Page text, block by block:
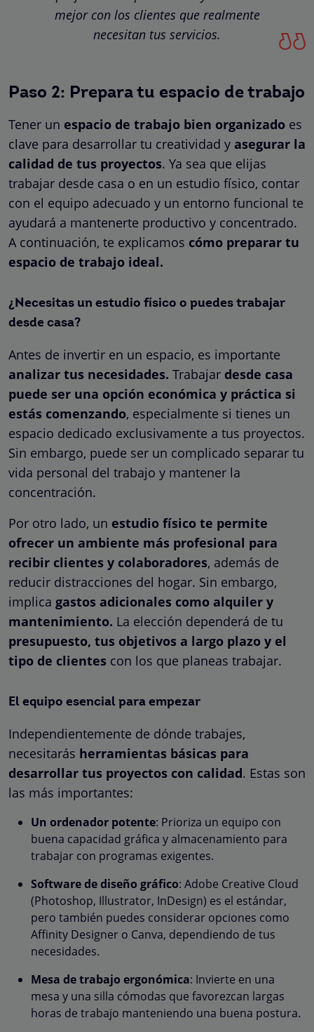
mejor con los clientes que realmente
necesitan tus servicios.
Paso 2: Prepara tu espacio de trabajo
Tener un espacio de trabajo bien organizado es
clave para desarrollar tu creatividad y asegurar la
calidad de tus proyectos. Ya sea que elijas
trabajar desde casa o en un estudio físico, contar
con el equipo adecuado y un entorno funcional te
ayudará a mantenerte productivo y concentrado.
A continuación, te explicamos cómo preparar tu
espacio de trabajo ideal.
¿Necesitas un estudio físico o puedes trabajar
desde casa?
Antes de invertir en un espacio, es importante
analizar tus necesidades. Trabajar desde casa
puede ser una opción económica y práctica si
estás comenzando, especialmente si tienes un
espacio dedicado exclusivamente a tus proyectos.
Sin embargo, puede ser un complicado separar tu
vida personal del trabajo y mantener la
concentración.
Por otro lado, un estudio físico te permite
ofrecer un ambiente más profesional para
recibir clientes y colaboradores, además de
reducir distracciones del hogar. Sin embargo,
implica gastos adicionales como alquiler y
mantenimiento. La elección dependerá de tu
presupuesto, tus objetivos a largo plazo y el
tipo de clientes con los que planeas trabajar.
El equipo esencial para empezar
Independientemente de dónde trabajes,
necesitarás herramientas básicas para
desarrollar tus proyectos con calidad. Estas son
las más importantes:
Un ordenador potente: Prioriza un equipo con
buena capacidad gráfica y almacenamiento para
trabajar con programas exigentes.
Software de diseño gráfico: Adobe Creative Cloud
(Photoshop, Illustrator, InDesign) es el estándar,
pero también puedes considerar opciones como
Affinity Designer o Canva, dependiendo de tus
necesidades.
Mesa de trabajo ergonómica: Invierte en una
mesa y una silla cómodas que favorezcan largas
horas de trabajo manteniendo una buena postura.